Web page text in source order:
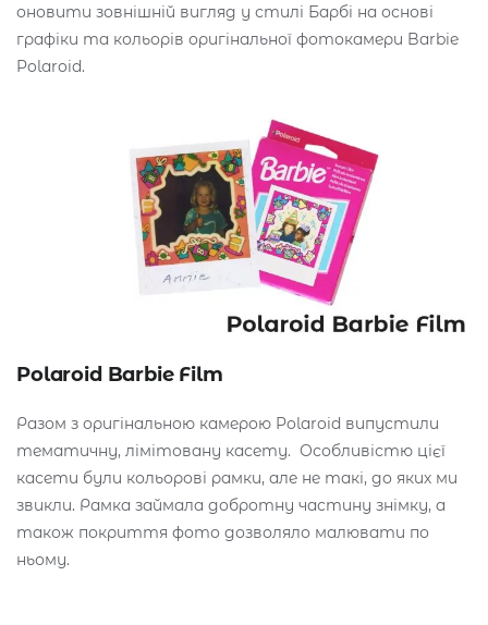
оновити зовнішній вигляд у стилі Барбі на основі
графіки та кольорів оригінальної фотокамери Barbie
Polaroid.
Polaroid Barbie Film
Разом з оригінальною камерою Polaroid випустили
тематичну, лімітовану касету. Особливістю цієї
касети були кольорові рамки, але не такі, до яких ми
звикли. Рамка займала добротну частину знімку, а
також покриття фото дозволяло малювати по
ньому.